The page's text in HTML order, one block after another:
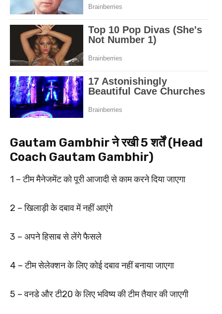
Gautam Gambhir ने रखी 5 शर्तें (Head
Coach Gautam Gambhir)
1 – टीम मैनेजमेंट को पूरी आजादी से काम करने दिया जाएगा
2 – खिलाड़ी के दबाव में नहीं आएंगे
3 – अपने हिसाब से लेंगे फैसले
4 – टीम सेलेक्शन के लिए कोई दबाव नहीं बनाया जाएगा
5 – वनडे और टी20 के लिए भविष्य की टीम तैयार की जाएगी